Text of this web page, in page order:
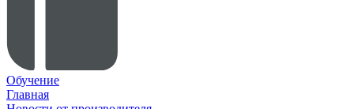
Обучение
Главная